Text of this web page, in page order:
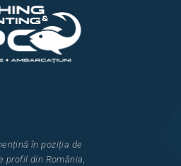
în poziția de
profil din România,